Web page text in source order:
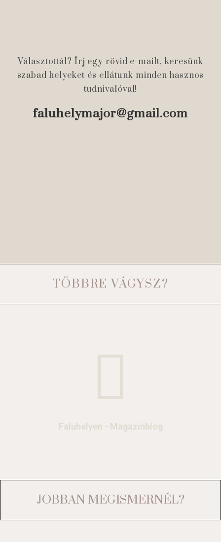
Választottál? Írj egy rövid e-mailt, keresünk
szabad helyeket és ellátunk minden hasznos
tudnivalóval!
faluhelymajor@gmail.com
TÖBBRE VÁGYSZ?
Faluhelyen - Magazinblog
JOBBAN MEGISMERNÉL?